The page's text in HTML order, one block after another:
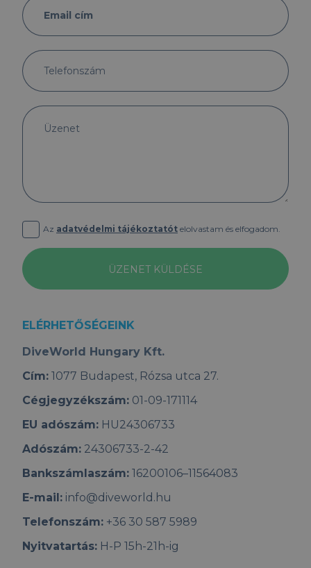
Az adatvédelmi tájékoztatót elolvastam és elfogadom.
ELÉRHETŐSÉGEINK
DiveWorld Hungary Kft.
Cím: 1077 Budapest, Rózsa utca 27.
Cégjegyzékszám: 01-09-171114
EU adószám: HU24306733
Adószám: 24306733-2-42
Bankszámlaszám: 16200106–11564083
E-mail: info@diveworld.hu
Telefonszám: +36 30 587 5989
Nyitvatartás: H-P 15h-21h-ig